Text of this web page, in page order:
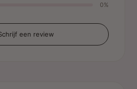
0%
een review